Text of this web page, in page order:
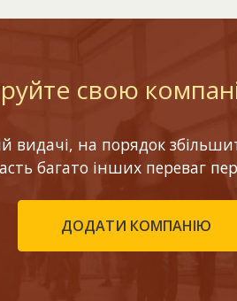
свою
на порядок
багато інших переваг
ДОДАТИ КОМПАНІЮ